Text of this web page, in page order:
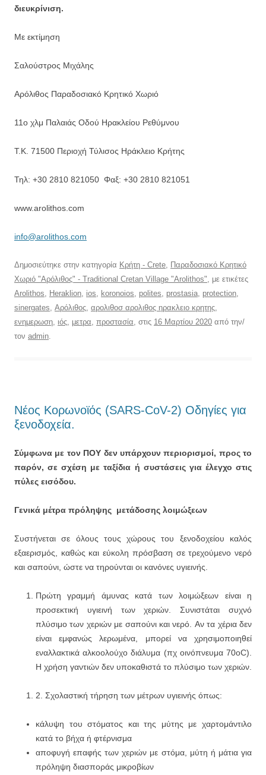
διευκρίνιση.
Με εκτίμηση
Σαλούστρος Μιχάλης
Αρόλιθος Παραδοσιακό Κρητικό Χωριό
11ο χλμ Παλαιάς Οδού Ηρακλείου Ρεθύμνου
Τ.Κ. 71500 Περιοχή Τύλισος Ηράκλειο Κρήτης
Τηλ: +30 2810 821050 Φαξ: +30 2810 821051
www.arolithos.com
info@arolithos.com
Δημοσιεύτηκε στην κατηγορία Κρήτη - Crete
Παραδοσιακό Κρητικό
Χωριό "Αρόλιθος" - Traditional Cretan Village "Arolithos" , με ετικέτες
Arolithos
Heraklion ios koronoios polites prostasia protection
sinergates Αρόλιθος αρολιθοσ αρολιθος ηρακλειο κρητης
ενημερωση ιός μετρα προστασία , στις 16 Μαρτίου 2020 από την/
τον admin
Νέος Κορωνοϊός (SARS-CoV-2) Οδηγίες για
ξενοδοχεία.
Σύμφωνα με τον ΠΟΥ δεν υπάρχουν περιορισμοί, προς το
παρόν, σε σχέση με ταξίδια ή συστάσεις για έλεγχο στις
πύλες εισόδου.
Γενικά μέτρα πρόληψης μετάδοσης λοιμώξεων
Συστήνεται σε όλους τους χώρους του ξενοδοχείου καλός
εξαερισμός, καθώς και εύκολη πρόσβαση σε τρεχούμενο νερό
και σαπούνι, ώστε να τηρούνται οι κανόνες υγιεινής.
Πρώτη γραμμή άμυνας κατά των λοιμώξεων είναι η
προσεκτική υγιεινή των χεριών. Συνιστάται συχνό
πλύσιμο των χεριών με σαπούνι και νερό. Aν τα χέρια δεν
είναι εμφανώς λερωμένα, μπορεί να χρησιμοποιηθεί
εναλλακτικά αλκοολούχο διάλυμα (πχ οινόπνευμα 70οC).
Η χρήση γαντιών δεν υποκαθιστά το πλύσιμο των χεριών.
2. Σχολαστική τήρηση των μέτρων υγιεινής όπως:
κάλυψη του στόματος και της μύτης με χαρτομάντιλο
κατά το βήχα ή φτέρνισμα
αποφυγή επαφής των χεριών με στόμα, μύτη ή μάτια για
πρόληψη διασποράς μικροβίων